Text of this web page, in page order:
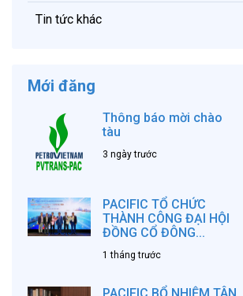
Tin tức khác
Mới đăng
Thông báo mời chào
tàu
3 ngày trước
PACIFIC TỔ CHỨC
THÀNH CÔNG ĐẠI HỘI
ĐỒNG CỔ ĐÔNG...
1 tháng trước
PACIFIC BỔ NHIỆM TÂN